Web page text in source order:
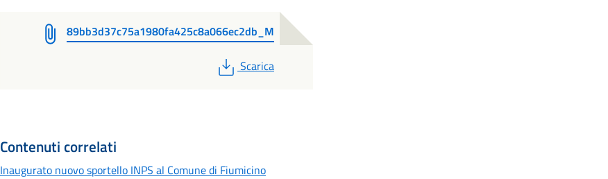
89bb3d37c75a1980fa425c8a066ec2db_M
PDF
Scarica
Contenuti correlati
Inaugurato nuovo sportello INPS al Comune di Fiumicino